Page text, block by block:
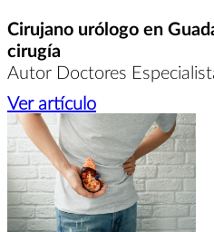
Cirujano urólogo en
cirugía
Autor Doctores
Ver artículo